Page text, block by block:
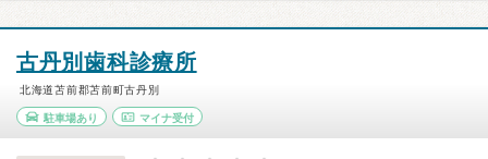
古丹別歯科診療所
北海道苫前郡苫前町古丹別
駐車場あり マイナ受付